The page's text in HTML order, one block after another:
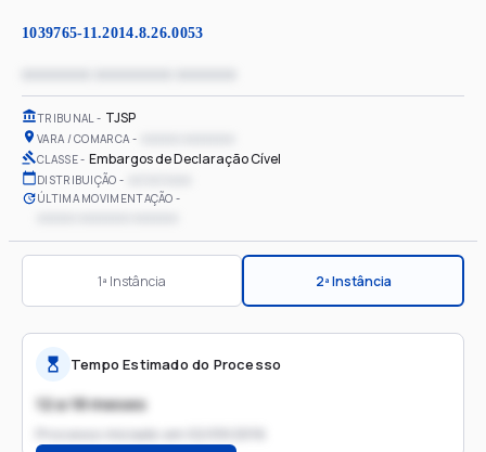
1039765-11.2014.8.26.0053
TRIBUNAL TJSP
VARA / COMARCA
CLASSE Embargos de Declaração Cível
DISTRIBUIÇÃO
ÚLTIMA MOVIMENTAÇÃO
1ª Instância 2ª Instância
Tempo Estimado do Processo
12 a 18 meses
Processo iniciado em